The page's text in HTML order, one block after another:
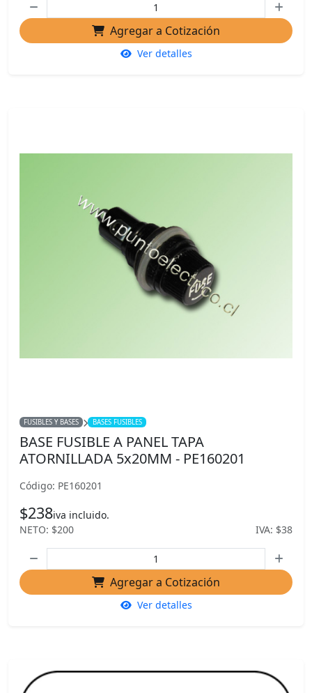
Agregar a Cotización
Ver detalles
FUSIBLES Y BASES BASES FUSIBLES
BASE FUSIBLE A PANEL TAPA
ATORNILLADA 5x20MM - PE160201
Código: PE160201
$238iva incluido.
NETO: $200
IVA: $38
Agregar a Cotización
Ver detalles